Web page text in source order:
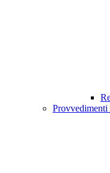
Provvedimenti